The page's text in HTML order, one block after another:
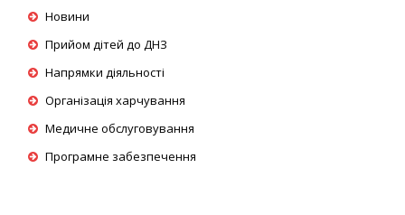
Новини
Прийом дітей до ДНЗ
Напрямки діяльності
Організація харчування
Медичне обслуговування
Програмне забезпечення